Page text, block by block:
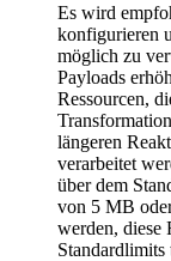
Es wird
konfigurieren
möglich zu
Payloads
Ressourcen,
längeren
verarbeitet
über dem
von 5 MB
werden, diese
Standardlimits